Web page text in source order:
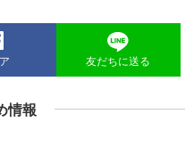
友だちに送る
情報